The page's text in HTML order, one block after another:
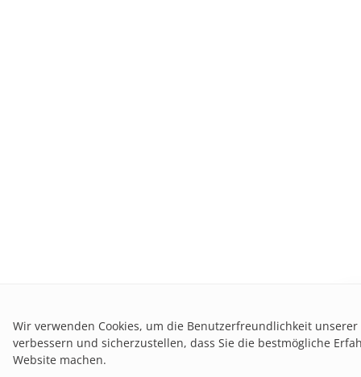
Wir verwenden Cookies, um die Benutzerfreundlichkeit unserer
verbessern und sicherzustellen, dass Sie die bestmögliche
Website machen.